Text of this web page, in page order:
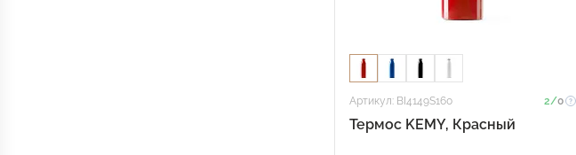
Артикул: BI4149S160 2/0
Термос KEMY, Красный